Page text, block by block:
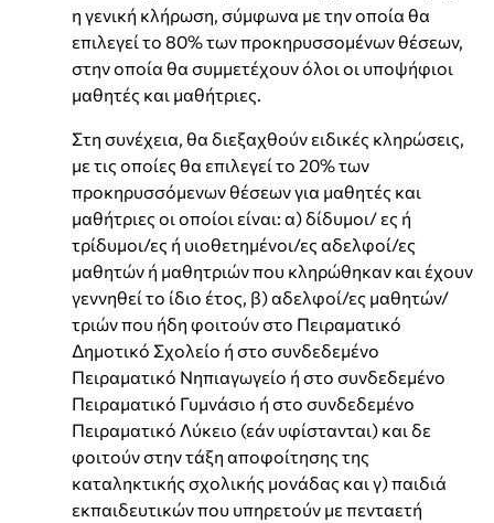
η γενική κλήρωση, σύμφωνα με την οποία θα
επιλεγεί το 80% των προκηρυσσομένων θέσεων,
στην οποία θα συμμετέχουν όλοι οι υποψήφιοι
μαθητές και μαθήτριες.
Στη συνέχεια, θα διεξαχθούν ειδικές κληρώσεις,
με τις οποίες θα επιλεγεί το 20% των
προκηρυσσόμενων θέσεων για μαθητές και
μαθήτριες οι οποίοι είναι: α) δίδυμοι/ ες ή
τρίδυμοι/ες ή υιοθετημένοι/ες αδελφοί/ες
μαθητών ή μαθητριών που κληρώθηκαν και έχουν
γεννηθεί το ίδιο έτος, β) αδελφοί/ες μαθητών/
τριών που ήδη φοιτούν στο Πειραματικό
Δημοτικό Σχολείο ή στο συνδεδεμένο
Πειραματικό Νηπιαγωγείο ή στο συνδεδεμένο
Πειραματικό Γυμνάσιο ή στο συνδεδεμένο
Πειραματικό Λύκειο (εάν υφίστανται) και δε
φοιτούν στην τάξη αποφοίτησης της
καταληκτικής σχολικής μονάδας και γ) παιδιά
εκπαιδευτικών που υπηρετούν με πενταετή